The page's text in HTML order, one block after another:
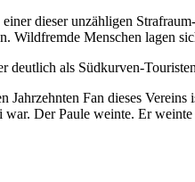
dieser unzähligen
Wildfremde Menschen lagen
deutlich als Südkurven-
Jahrzehnten Fan dieses
war. Der Paule weinte. Er